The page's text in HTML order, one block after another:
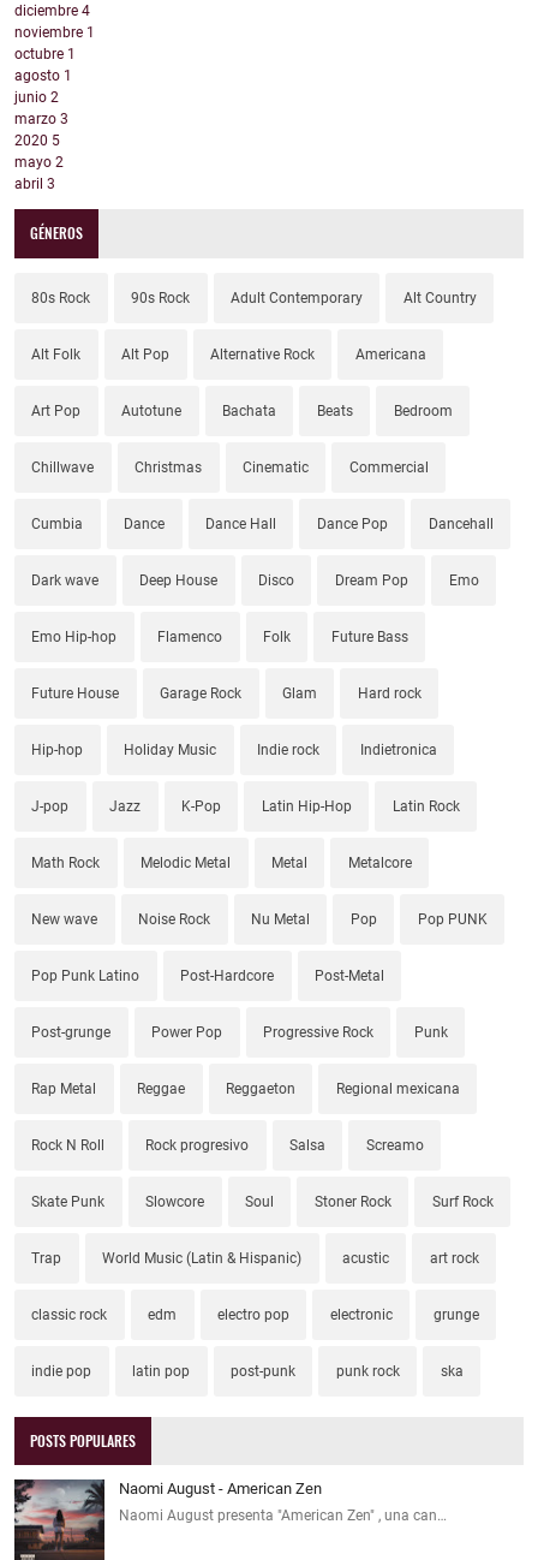
diciembre 4
noviembre 1
octubre 1
agosto 1
junio 2
marzo 3
2020 5
mayo 2
abril 3
GÉNEROS
80s Rock 90s Rock Adult Contemporary Alt Country
Alt Folk Alt Pop Alternative Rock Americana
Art Pop Autotune Bachata Beats Bedroom
Chillwave Christmas Cinematic Commercial
Cumbia Dance Dance Hall Dance Pop Dancehall
Dark wave Deep House Disco Dream Pop Emo
Emo Hip-hop Flamenco Folk Future Bass
Future House Garage Rock Glam Hard rock
Hip-hop Holiday Music Indie rock Indietronica
J-pop Jazz K-Pop Latin Hip-Hop Latin Rock
Math Rock Melodic Metal Metal Metalcore
New wave Noise Rock Nu Metal Pop Pop PUNK
Pop Punk Latino Post-Hardcore Post-Metal
Post-grunge Power Pop Progressive Rock Punk
Rap Metal Reggae Reggaeton Regional mexicana
Rock N Roll Rock progresivo Salsa Screamo
Skate Punk Slowcore Soul Stoner Rock Surf Rock
Trap World Music (Latin & Hispanic) acustic art rock
classic rock edm electro pop electronic grunge
indie pop latin pop post-punk punk rock ska
POSTS POPULARES
Naomi August - American Zen
Naomi August presenta "American Zen" , una can…